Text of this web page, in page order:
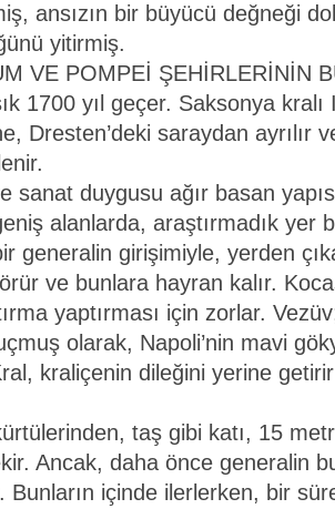
ansızın bir büyücü değneği
yitirmiş.
VE POMPEİ ŞEHİRLERİNİN
1700 yıl geçer. Saksonya kralı
Dresten’deki saraydan ayrılır
sanat duygusu ağır basan
alanlarda, araştırmadık yer
generalin girişimiyle, yerden
ve bunlara hayran kalır.
yaptırması için zorlar.
olarak, Napoli’nin mavi
kraliçenin dileğini yerine
taş gibi katı, 15
Ancak, daha önce generalin
Bunların içinde ilerlerken, bir